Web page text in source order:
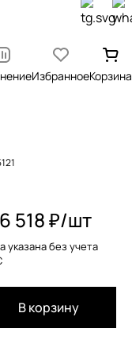
ИзбранноеКорзина
518 ₽/шт
указана без учета
В корзину